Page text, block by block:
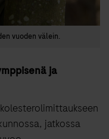
vuoden välein.
ja
jatkossa